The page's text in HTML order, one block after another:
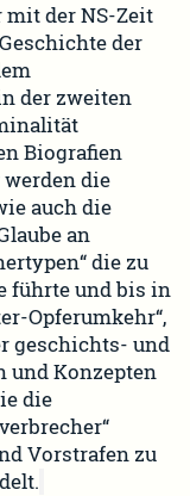
der NS-Zeit
der
der zweiten
Biografien
die
auch die
an
die zu
führte und bis in
Opferumkehr“,
geschichts- und
und Konzepten
die
Vorstrafen zu